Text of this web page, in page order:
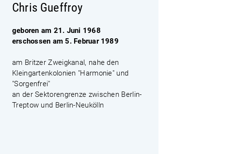
Chris Gueffroy
geboren am 21. Juni 1968
erschossen am 5. Februar 1989
am Britzer Zweigkanal, nahe den
Kleingartenkolonien "Harmonie" und
"Sorgenfrei"
an der Sektorengrenze zwischen Berlin-
Treptow und Berlin-Neukölln